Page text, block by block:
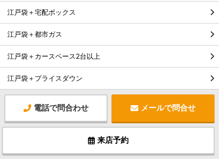
江戸袋＋宅配ボックス
江戸袋＋都市ガス
江戸袋＋カースペース2台以上
江戸袋＋プライスダウン
電話で問合わせ メールで問合せ
来店予約